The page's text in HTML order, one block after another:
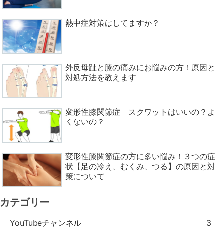
熱中症対策はしてますか？
外反母趾と膝の痛みにお悩みの方！原因と
対処方法を教えます
変形性膝関節症 スクワットはいいの？よ
くないの？
変形性膝関節症の方に多い悩み！３つの症
状【足の冷え、むくみ、つる】の原因と対
策について
カテゴリー
YouTubeチャンネル 3